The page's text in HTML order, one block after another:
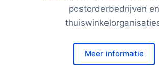
postorderbedrijven en
Meer informatie